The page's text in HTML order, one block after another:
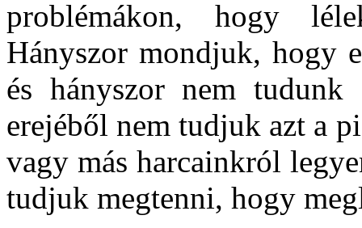
problémákon, hogy
Hányszor mondjuk, hogy
és hányszor nem
erejéből nem tudjuk azt a
vagy más harcainkról
tudjuk megtenni, hogy